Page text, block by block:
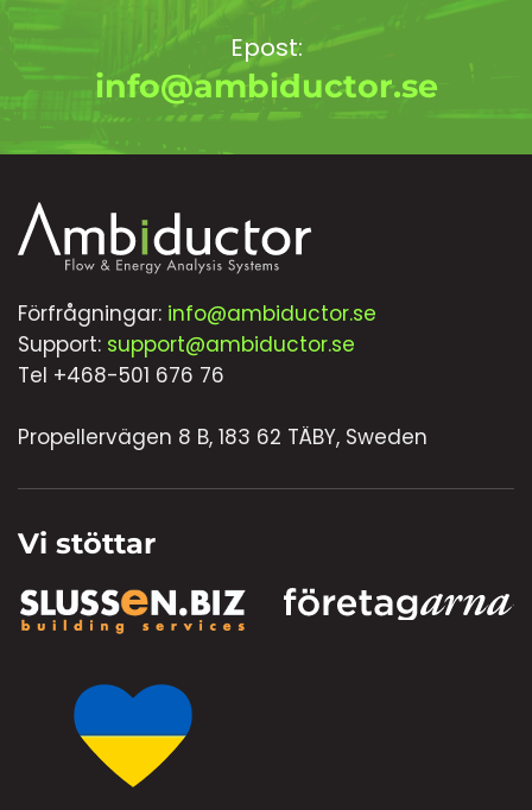
Epost:
info@ambiductor.se
Förfrågningar: info@ambiductor.se
Support: support@ambiductor.se
Tel +468-501 676 76
Propellervägen 8 B, 183 62 TÄBY, Sweden
Vi stöttar